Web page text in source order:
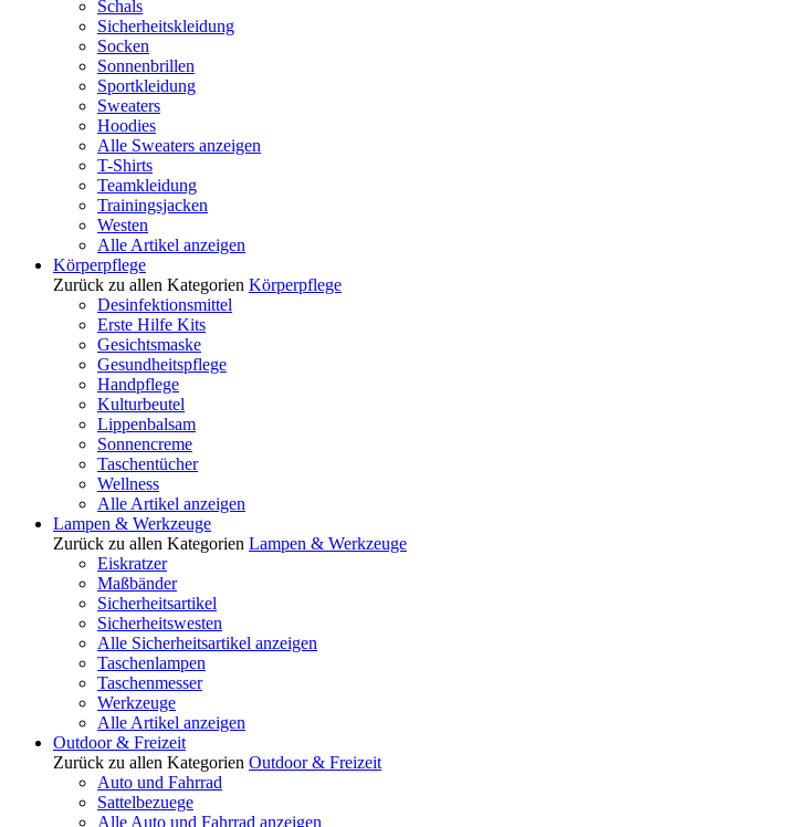
Schals
Sicherheitskleidung
Socken
Sonnenbrillen
Sportkleidung
Sweaters
Hoodies
Alle Sweaters anzeigen
T-Shirts
Teamkleidung
Trainingsjacken
Westen
Alle Artikel anzeigen
Körperpflege
Zurück zu allen Kategorien Körperpflege
Desinfektionsmittel
Erste Hilfe Kits
Gesichtsmaske
Gesundheitspflege
Handpflege
Kulturbeutel
Lippenbalsam
Sonnencreme
Taschentücher
Wellness
Alle Artikel anzeigen
Lampen & Werkzeuge
Zurück zu allen Kategorien Lampen & Werkzeuge
Eiskratzer
Maßbänder
Sicherheitsartikel
Sicherheitswesten
Alle Sicherheitsartikel anzeigen
Taschenlampen
Taschenmesser
Werkzeuge
Alle Artikel anzeigen
Outdoor & Freizeit
Zurück zu allen Kategorien Outdoor & Freizeit
Auto und Fahrrad
Sattelbezuege
Alle Auto und Fahrrad anzeigen